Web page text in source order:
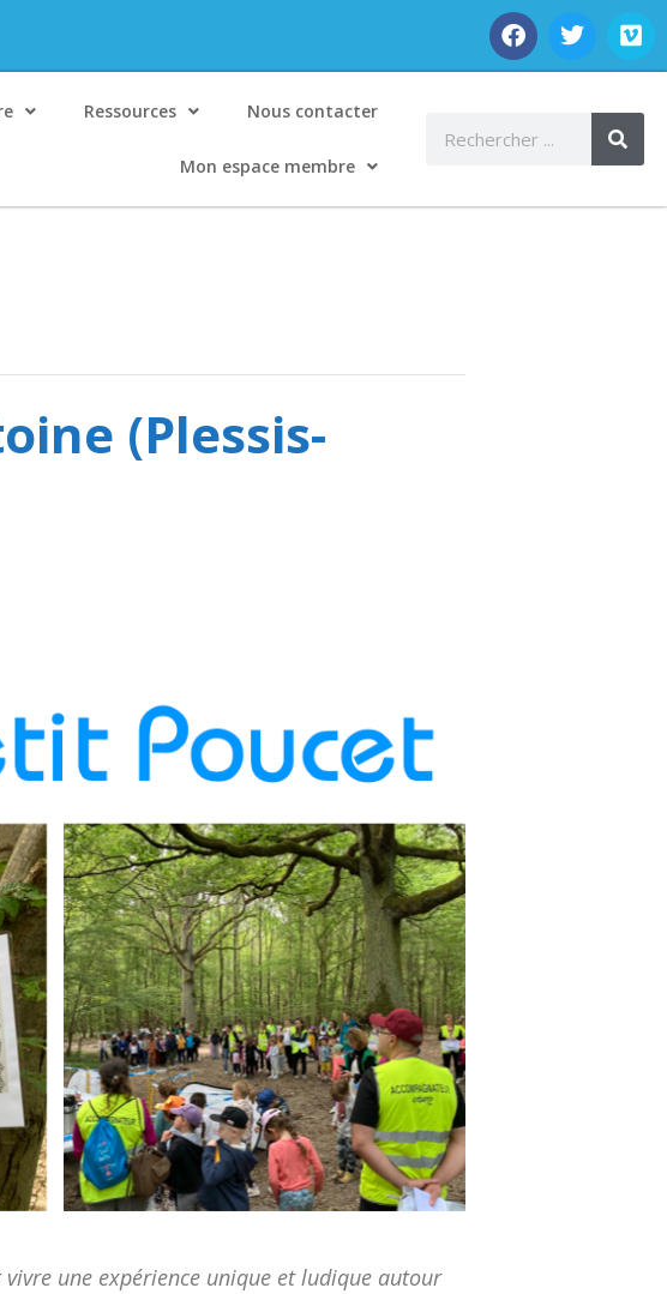
Ressources Nous contacter
Mon espace membre
(Plessis-
vivre une expérience unique et ludique autour